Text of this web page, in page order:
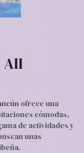
All
ofrece una
cómodas,
de actividades y
unas